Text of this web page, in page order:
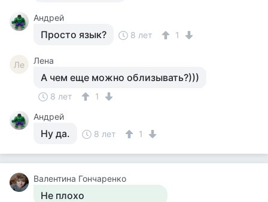
Андрей
Просто язык? 8 лет 1
Ле Лена
А чем еще можно облизывать?)))
8 лет
1
Андрей
Ну да. 8 лет 1
Валентина Гончаренко
Не плохо